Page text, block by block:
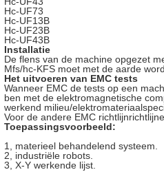
Hc-UF73
Hc-UF13B
Hc-UF23B
Hc-UF43B
Installatie
De flens van de machine opgezet
Mfs/hc-KFS moet met de aarde
Het uitvoeren van EMC tests
Wanneer EMC de tests op een
ben met de elektromagnetische
werkend milieu/
Voor de andere EMC
Toepassingsvoorbeeld:
1, materieel behandelend systeem.
2, industriële robots.
3, X-Y werkende lijst.